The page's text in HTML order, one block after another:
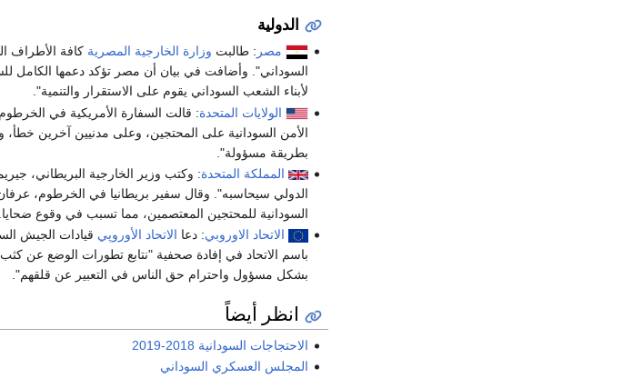
الدولية
مصر : طالبت وزارة الخارجية المصرية كافة الأطراف
السوداني". وأضافت في بيان أن مصر تؤكد دعمها الكامل
لأبناء الشعب السوداني يقوم على الاستقرار والتنمية".
الولايات المتحدة: قالت السفارة الأمريكية في
الأمن السودانية على المحتجين، وعلى مدنيين آخرين
بطريقة مسؤولة".
المملكة المتحدة: وكتب وزير الخارجية البريطاني،
الدولي سيحاسبه". وقال سفير بريطانيا في الخرطوم،
السودانية للمحتجين المعتصمين، مما تسبب في وقوع
الاتحاد الاوروبي: دعا الاتحاد الأوروپي قيادات الجيش
باسم الاتحاد في إفادة صحفية "نتابع تطورات الوضع عن
بشكل مسؤول واحترام حق الناس في التعبير عن قلقهم".
انظر أيضاً
الاحتجاجات السودانية 2018-2019
المجلس العسكري السوداني